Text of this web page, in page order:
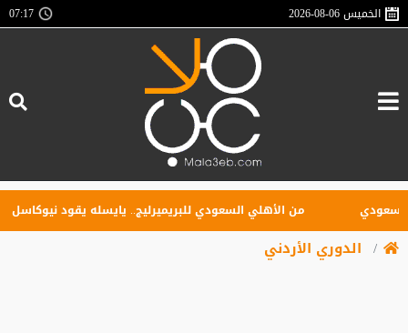
الخميس2026-08-06
07:17
من الأهلي السعودي للبريميرليج.. يايسله يقود نيوكاسل رسميًا
الدوري الأردني